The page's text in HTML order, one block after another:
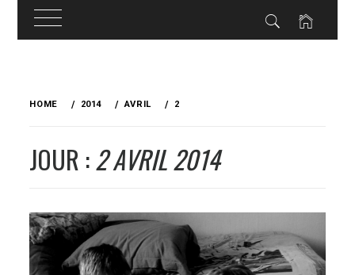
HOME 2014 AVRIL 2
JOUR :2 AVRIL 2014